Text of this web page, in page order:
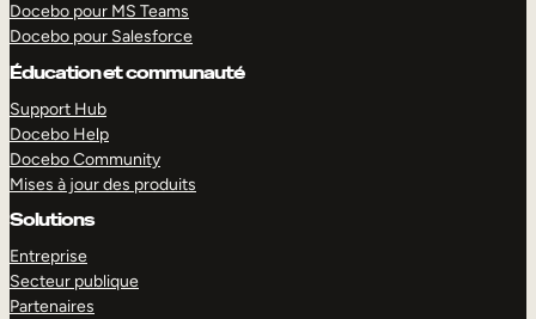
Docebo pour MS Teams
Docebo pour Salesforce
Éducation et communauté
Support Hub
Docebo Help
Docebo Community
Mises à jour des produits
Solutions
Entreprise
Secteur publique
Partenaires